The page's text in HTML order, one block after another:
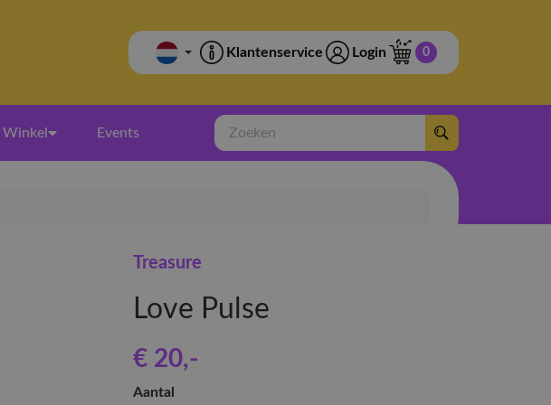
Klantenservice Login 0
Winkel Events
Zoeken
Treasure
Love Pulse
€ 20,-
Aantal